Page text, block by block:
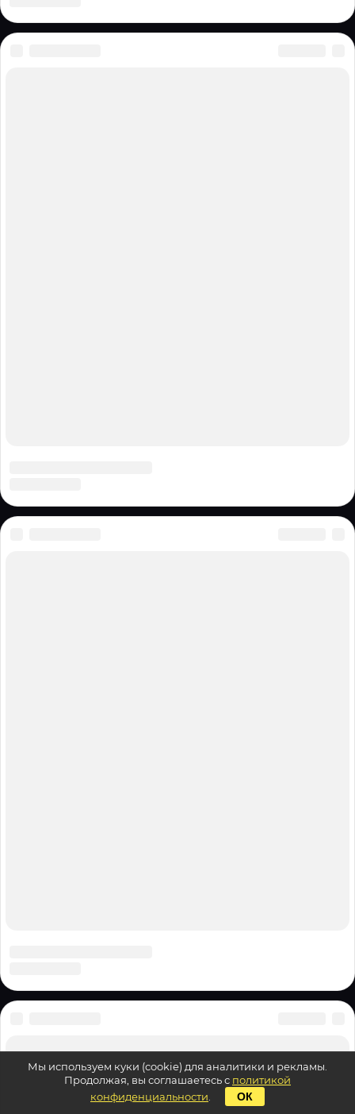
Мы используем куки (cookie) для аналитики и рекламы.
Продолжая, вы соглашаетесь с политикой
конфиденциальности
ОК